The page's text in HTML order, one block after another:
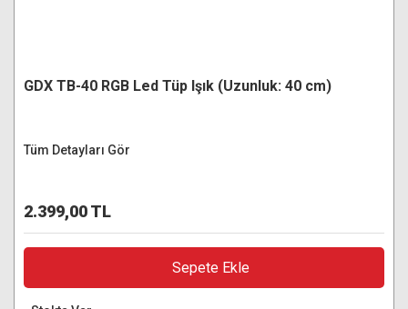
GDX TB-40 RGB Led Tüp Işık (Uzunluk: 40 cm)
Tüm Detayları Gör
2.399,00 TL
Sepete Ekle